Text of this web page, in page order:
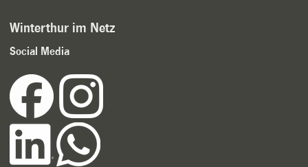
Winterthur im Netz
Social Media